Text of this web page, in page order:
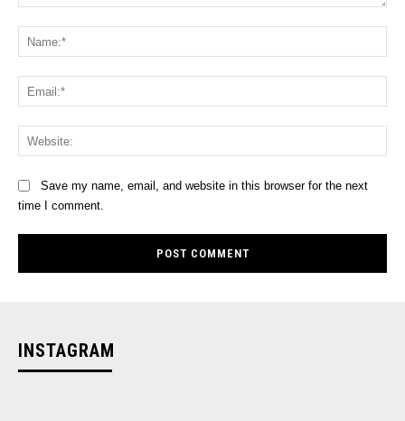
Save my name, email, and website in this browser for the next
time I comment.
INSTAGRAM